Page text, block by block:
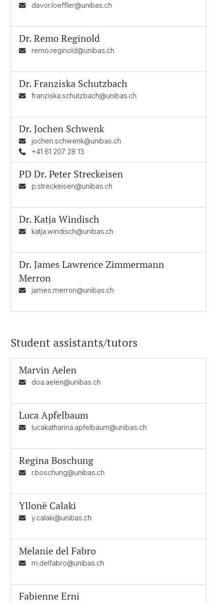
davor.loeffler@unibas.ch
Dr.Remo Reginold
remo.reginold@unibas.ch
Dr.Franziska Schutzbach
franziska.schutzbach@unibas.ch
Dr.Jochen Schwenk
jochen.schwenk@unibas.ch
+41 61 207 28 13
PD Dr.Peter Streckeisen
p.streckeisen@unibas.ch
Dr.Katja Windisch
katja.windisch@unibas.ch
Dr.James Lawrence Zimmermann
Merron
james.merron@unibas.ch
Student assistants/tutors
Marvin Aelen
doa.aelen@unibas.ch
Luca Apfelbaum
lucakatharina.apfelbaum@unibas.ch
Regina Boschung
r.boschung@unibas.ch
Yllonë Calaki
y.calaki@unibas.ch
Melanie del Fabro
m.delfabro@unibas.ch
Fabienne Erni